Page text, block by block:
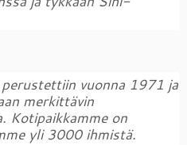
vuonna 1971 ja
merkittävin
Kotipaikkamme on
yli 3000 ihmistä.